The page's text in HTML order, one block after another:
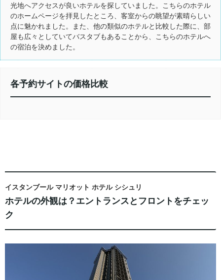
光地へアクセスが良いホテルを探していました。こちらのホテル
のホームページを拝見したところ、客室からの眺望が素晴らしい
点に魅かれました。また、他の類似のホテルと比較した際に、部
屋も広々としていてバスタブもあることから、こちらのホテルへ
の宿泊を決めました。
各予約サイトの価格比較
イスタンブール マリオット ホテル シシュリ
ホテルの外観は？エントランスとフロントをチェッ
ク